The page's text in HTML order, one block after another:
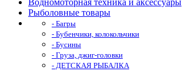
Водномоторная техника и аксессуары
Рыболовные товары
- Багры
- Бубенчики, колокольчики
- Бусины
- Груза, джиг-головки
- ДЕТСКАЯ РЫБАЛКА